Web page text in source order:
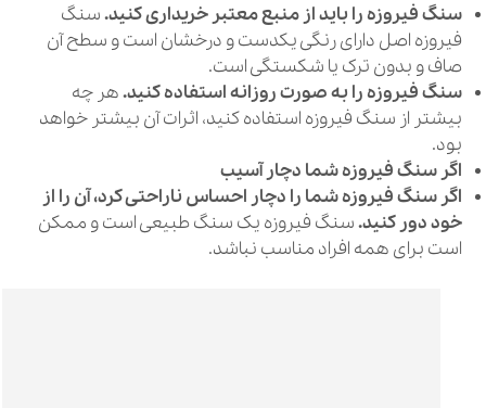
سنگ فیروزه را باید از منبع معتبر خریداری کنید.سنگ
فیروزه اصل دارای رنگی یکدست و درخشان است و سطح آن
صاف و بدون ترک یا شکستگی است.
سنگ فیروزه را به صورت روزانه استفاده کنید.هر چه
بیشتر از سنگ فیروزه استفاده کنید، اثرات آن بیشتر خواهد
بود.
اگر سنگ فیروزه شما دچار آسیب
اگر سنگ فیروزه شما را دچار احساس ناراحتی کرد، آن را از
خود دور کنید.سنگ فیروزه یک سنگ طبیعی است و ممکن
است برای همه افراد مناسب نباشد.